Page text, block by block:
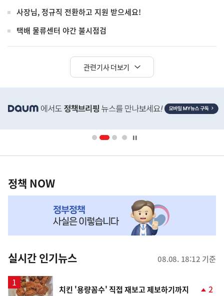
사장님, 정규직 전환하고 지원 받으세요!
택배 물류센터 야간 불시점검
관련기사 더보기
단
배
영
책
NOW,
뉴
스
정책 NOW
실시간 인기뉴스 08.08. 18:12 기준
치킨 '용량꼼수' 직접 재보고 제보하기까지 2